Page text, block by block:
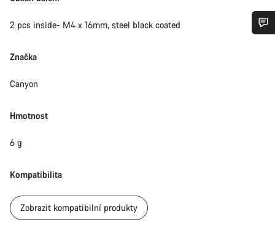
2 pcs inside- M4 x 16mm, steel black coated
Značka
Canyon
Hmotnost
6 g
Kompatibilita
Zobrazit kompatibilní produkty
odpovědět na vaše dotazy.